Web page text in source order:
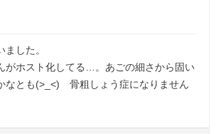
した。
がホスト化してる…。あごの細さから固い
なとも(>_<) 骨粗しょう症になりません